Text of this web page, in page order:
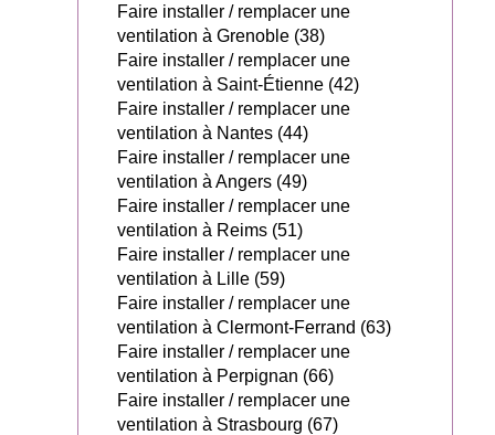
Faire installer / remplacer une
ventilation à Grenoble (38)
Faire installer / remplacer une
ventilation à Saint-Étienne (42)
Faire installer / remplacer une
ventilation à Nantes (44)
Faire installer / remplacer une
ventilation à Angers (49)
Faire installer / remplacer une
ventilation à Reims (51)
Faire installer / remplacer une
ventilation à Lille (59)
Faire installer / remplacer une
ventilation à Clermont-Ferrand (63)
Faire installer / remplacer une
ventilation à Perpignan (66)
Faire installer / remplacer une
ventilation à Strasbourg (67)